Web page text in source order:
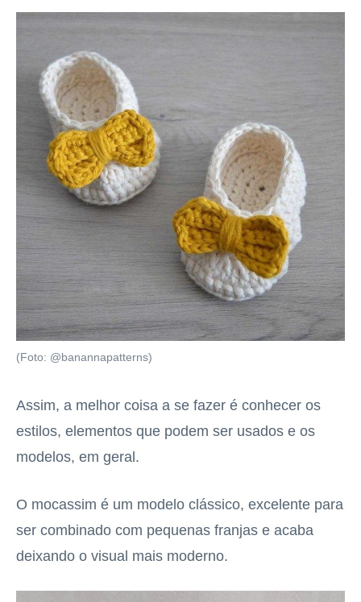
(Foto: @banannapatterns)
Assim, a melhor coisa a se fazer é conhecer os
estilos, elementos que podem ser usados e os
modelos, em geral.
O mocassim é um modelo clássico, excelente para
ser combinado com pequenas franjas e acaba
deixando o visual mais moderno.